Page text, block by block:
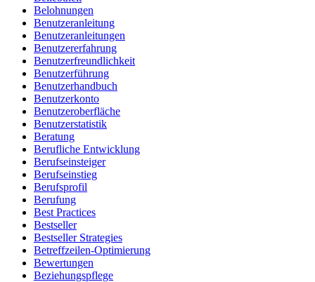
Belohnungen
Benutzeranleitung
Benutzeranleitungen
Benutzererfahrung
Benutzerfreundlichkeit
Benutzerführung
Benutzerhandbuch
Benutzerkonto
Benutzeroberfläche
Benutzerstatistik
Beratung
Berufliche Entwicklung
Berufseinsteiger
Berufseinstieg
Berufsprofil
Berufung
Best Practices
Bestseller
Bestseller Strategies
Betreffzeilen-Optimierung
Bewertungen
Beziehungspflege